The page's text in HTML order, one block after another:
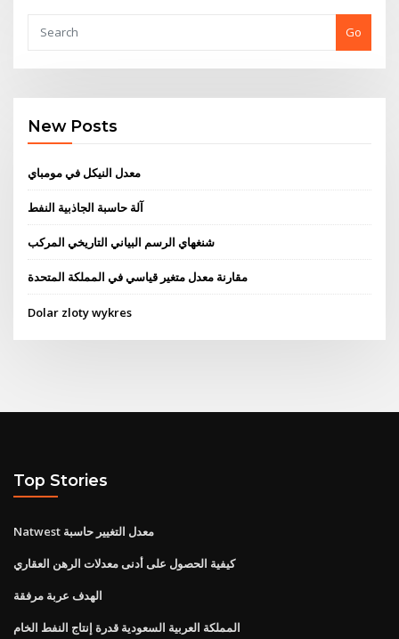
Go
New Posts
معدل النيكل في مومباي
آلة حاسبة الجاذبية النفط
شنغهاي الرسم البياني التاريخي المركب
مقارنة معدل متغير قياسي في المملكة المتحدة
Dolar zloty wykres
Top Stories
Natwest معدل التغيير حاسبة
كيفية الحصول على أدنى معدلات الرهن العقاري
الهدف عربة مرفقة
المملكة العربية السعودية قدرة إنتاج النفط الخام